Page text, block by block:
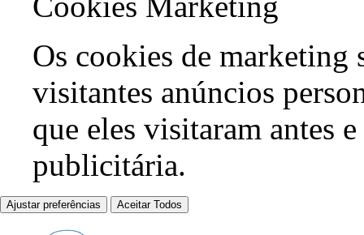
Os cookies de marketing
visitantes anúncios
que eles visitaram antes
publicitária.
Ajustar preferências Aceitar Todos